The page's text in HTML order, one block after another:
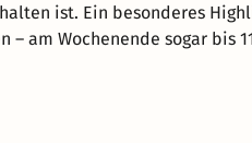
ist. Ein besonderes
sogar bis 11 Uhr. Dank der
Flughafen München als
bieten.